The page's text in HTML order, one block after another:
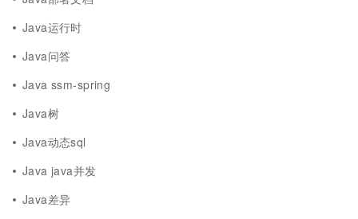
Java运行时
Java问答
Java ssm-spring
Java树
Java动态sql
Java java并发
Java差异